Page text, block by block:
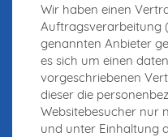
Wir haben einen
Auftragsverarbeitung
genannten Anbieter
es sich um einen
vorgeschriebenen
dieser die
Websitebesucher nur
und unter Einhaltung